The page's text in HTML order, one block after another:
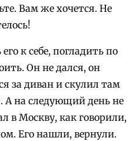
Вам же хочется. Не
к себе, погладить по
Он не дался, он
за диван и скулил там
А на следующий день не
в Москву, как говорили,
Его нашли, вернули.